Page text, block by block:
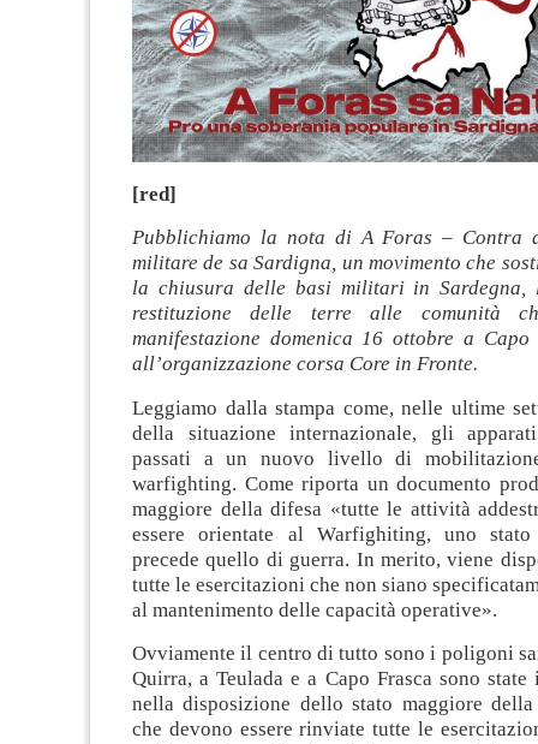
[red]
Pubblichiamo la nota di A Foras – Contra
militare de sa Sardigna, un movimento che
la chiusura delle basi militari in Sardegna,
restituzione delle terre alle comunità
manifestazione domenica 16 ottobre a Capo
all’organizzazione corsa Core in Fronte.
Leggiamo dalla stampa come, nelle ultime
della situazione internazionale, gli
passati a un nuovo livello di
warfighting. Come riporta un documento
maggiore della difesa «tutte le attività
essere orientate al Warfighiting, uno
precede quello di guerra. In merito, viene
tutte le esercitazioni che non siano
al mantenimento delle capacità operative».
Ovviamente il centro di tutto sono i poligoni
Quirra, a Teulada e a Capo Frasca sono state
nella disposizione dello stato maggiore
che devono essere rinviate tutte le